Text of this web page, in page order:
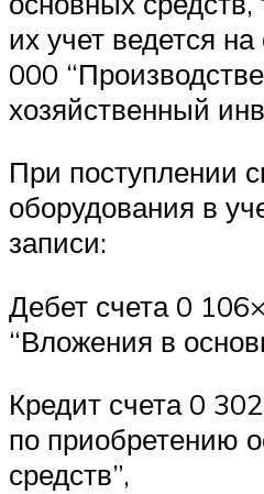
их учет ведется
000
хозяйственный
При поступлении
оборудования в
записи:
Дебет счета 0
“Вложения в
Кредит счета 0
по приобретению
средств”,